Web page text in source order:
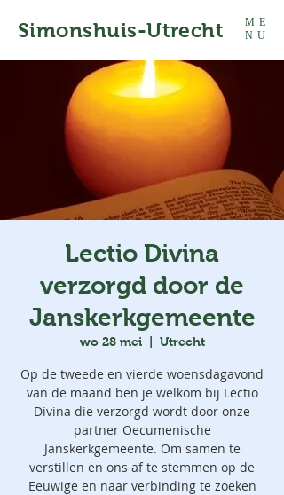
ME
NU
Simonshuis-Utrecht
Lectio Divina
verzorgd door de
Janskerkgemeente
wo 28 mei
  |
Utrecht
Op de tweede en vierde woensdagavond
van de maand ben je welkom bij Lectio
Divina die verzorgd wordt door onze
partner Oecumenische
Janskerkgemeente. Om samen te
verstillen en ons af te stemmen op de
Eeuwige en naar verbinding te zoeken